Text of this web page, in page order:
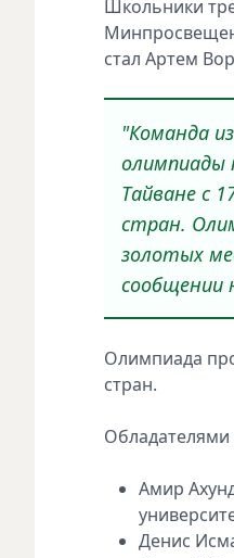
Школьники
стал Артем
"Команда
олимпиады
Тайване с
стран.
золотых
сообщении
Олимпиада
стран.
Обладателями
Амир
Денис